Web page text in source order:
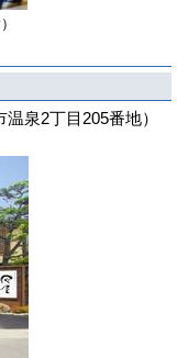
泉2丁目205番地）